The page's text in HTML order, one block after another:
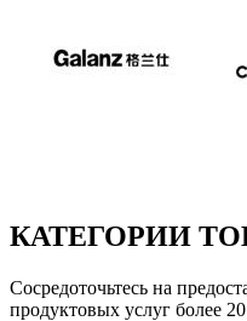
КАТЕГОРИИ
Сосредоточьтесь на
продуктовых услуг более 20